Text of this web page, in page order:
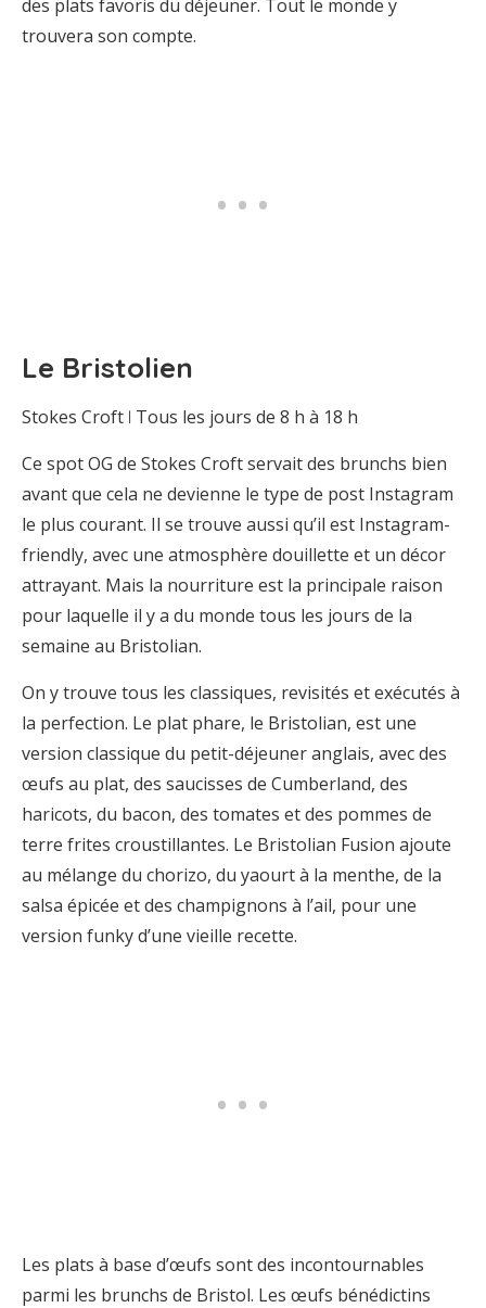
des plats favoris du déjeuner. Tout le monde y
trouvera son compte.
Le Bristolien
Stokes Croft ꘡ Tous les jours de 8 h à 18 h
Ce spot OG de Stokes Croft servait des brunchs bien
avant que cela ne devienne le type de post Instagram
le plus courant. Il se trouve aussi qu’il est Instagram-
friendly, avec une atmosphère douillette et un décor
attrayant. Mais la nourriture est la principale raison
pour laquelle il y a du monde tous les jours de la
semaine au Bristolian.
On y trouve tous les classiques, revisités et exécutés à
la perfection. Le plat phare, le Bristolian, est une
version classique du petit-déjeuner anglais, avec des
œufs au plat, des saucisses de Cumberland, des
haricots, du bacon, des tomates et des pommes de
terre frites croustillantes. Le Bristolian Fusion ajoute
au mélange du chorizo, du yaourt à la menthe, de la
salsa épicée et des champignons à l’ail, pour une
version funky d’une vieille recette.
Les plats à base d’œufs sont des incontournables
parmi les brunchs de Bristol. Les œufs bénédictins